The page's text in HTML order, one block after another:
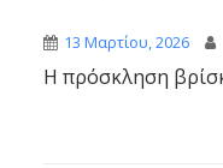
13 Μαρτίου, 2026
Η πρόσκληση